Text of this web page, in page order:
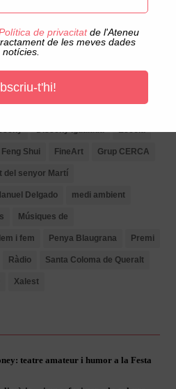
de privacitatde l'Ateneu
de les meves dades
t'hi!
Borja Penalba Castanyada
concert confinat
Disseny Igualada Escola
Feng Shui FineArt Grup CERCA
del senyor Martí
Delgado medi ambient
Músiques de
i fem Penya Blaugrana Premi
Ràdio Santa Coloma de Queralt
Xalest
teatre amateur i humor a la Festa